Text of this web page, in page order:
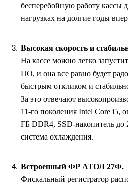
бесперебойную работу кассы
нагрузках на долгие годы
Высокая скорость и
На кассе можно легко
ПО, и она все равно будет
быстрым откликом и
За это отвечают
11-го поколения Intel Core i5,
ГБ DDR4, SSD-накопитель до
система охлаждения.
Встроенный ФР АТОЛ 27Ф.
Фискальный регистратор